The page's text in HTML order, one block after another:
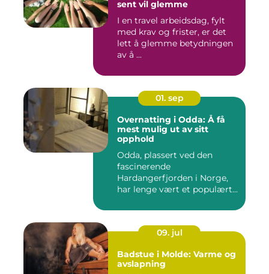
sent vil glemme
I en travel arbeidsdag, fylt
med krav og frister, er det
lett å glemme betydningen
av å ...
01. sep
Overnatting i Odda: Å få
mest mulig ut av sitt
opphold
Odda, plassert ved den
fascinerende
Hardangerfjorden i Norge,
har lenge vært et populært...
09. jul
Badstue i Molde: Varme og
avslapning